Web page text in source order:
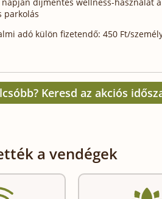
parkolás
adó külön fizetendő: 450 Ft/
Keresd az akciós
a vendégek